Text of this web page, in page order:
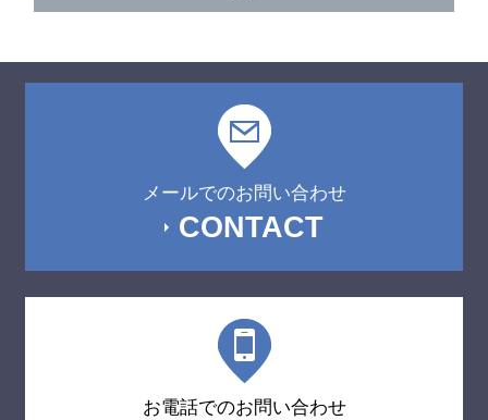
メールでのお問い合わせ
CONTACT
お電話でのお問い合わせ